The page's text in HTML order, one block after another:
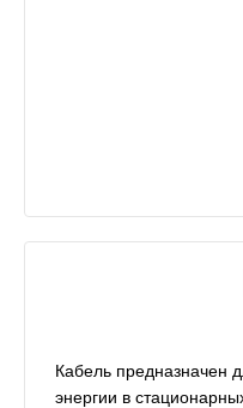
Кабель предназначен
энергии в